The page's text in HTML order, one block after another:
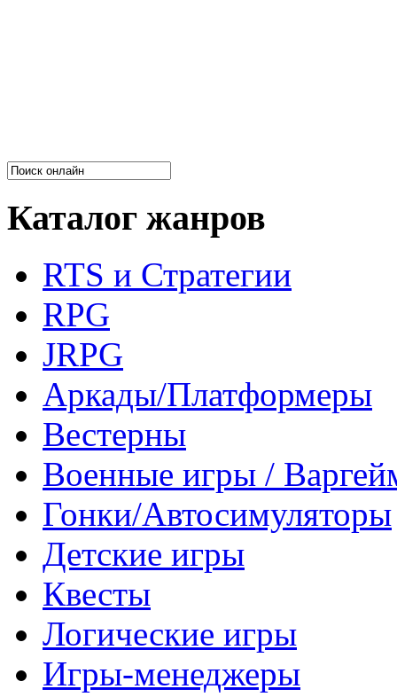
Каталог жанров
RTS и Стратегии
RPG
JRPG
Аркады/Платформеры
Вестерны
Военные игры /
Гонки/Автосимуляторы
Детские игры
Квесты
Логические игры
Игры-менеджеры